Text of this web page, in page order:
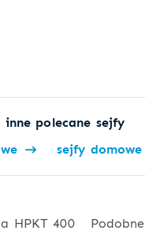
polecane sejfy
sejfy domowe
HPKT 400 Podobne